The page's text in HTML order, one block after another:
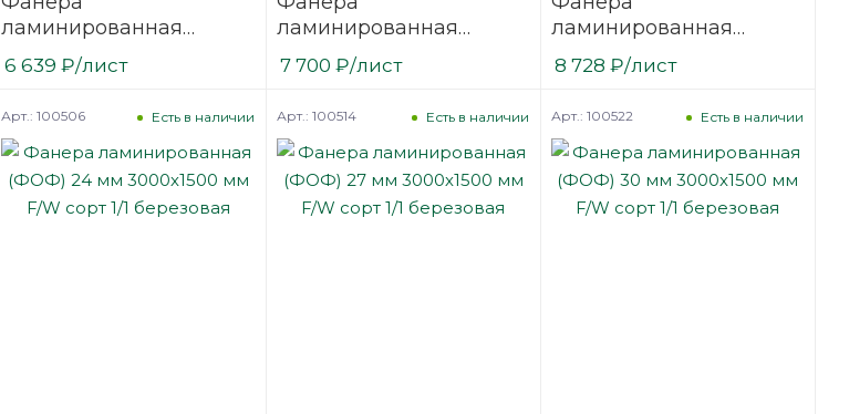
ламинированная
(ФОФ) 12 мм 3000х1500
мм F/W сорт 1/1
6 639 ₽/лист
ламинированная
(ФОФ) 15 мм 3000х1500
мм F/W сорт 1/1
7 700 ₽/лист
ламинированная
(ФОФ) 18 мм 3000х1500
мм F/W сорт 1/1
8 728 ₽/лист
Есть в наличии
Арт.: 100506 Есть в наличии
Арт.: 100514 Есть в наличии
Арт.: 100522